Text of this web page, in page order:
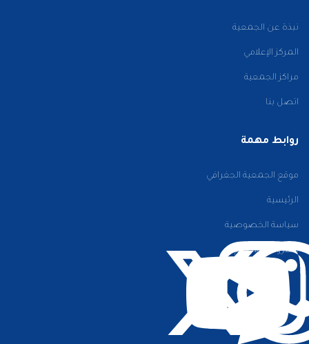
نبذة عن الجمعية
المركز الإعلامي
مراكز الجمعية
اتصل بنا
روابط مهمة
موقع الجمعية الجغرافي
الرئيسية
سياسة الخصوصية
الشروط والأحكام